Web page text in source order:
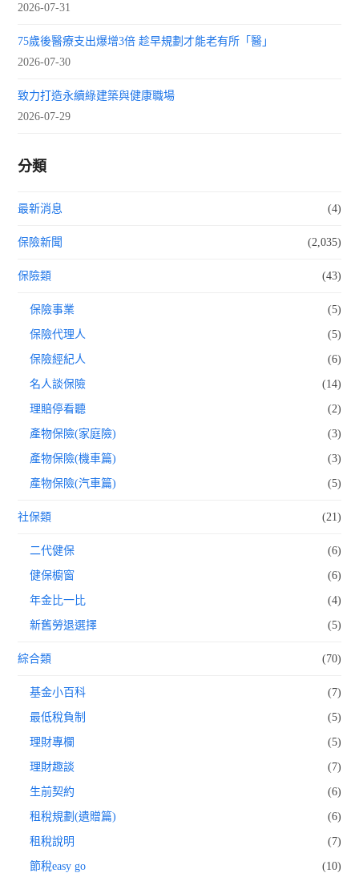
2026-07-31
75歲後醫療支出爆增3倍 趁早規劃才能老有所「醫」
2026-07-30
致力打造永續綠建築與健康職場
2026-07-29
分類
最新消息 (4)
保險新聞 (2,035)
保險類 (43)
保險事業 (5)
保險代理人 (5)
保險經紀人 (6)
名人談保險 (14)
理賠停看聽 (2)
產物保險(家庭險) (3)
產物保險(機車篇) (3)
產物保險(汽車篇) (5)
社保類 (21)
二代健保 (6)
健保櫥窗 (6)
年金比一比 (4)
新舊勞退選擇 (5)
綜合類 (70)
基金小百科 (7)
最低稅負制 (5)
理財專欄 (5)
理財趣談 (7)
生前契約 (6)
租稅規劃(遺贈篇) (6)
租稅說明 (7)
節稅easy go (10)